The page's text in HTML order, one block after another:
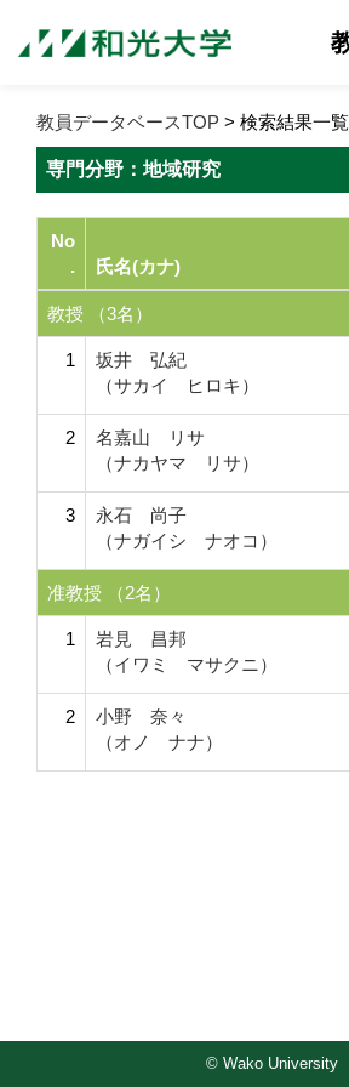
教員データベースTOP > 検索結果一覧
専門分野：地域研究
No
.
氏名(カナ)
教授 （3名）
1
坂井 弘紀
（サカイ ヒロキ）
2
名嘉山 リサ
（ナカヤマ リサ）
3
永石 尚子
（ナガイシ ナオコ）
准教授 （2名）
1
岩見 昌邦
（イワミ マサクニ）
2
小野 奈々
（オノ ナナ）
© Wako University